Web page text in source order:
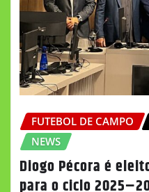
FUTEBOL DE CAMPO
NEWS
Diogo Pécora é
para o ciclo